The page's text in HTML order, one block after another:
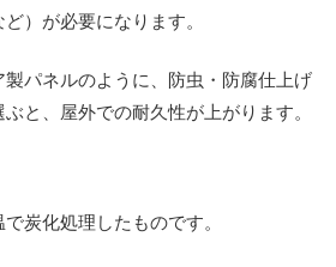
）が必要になります。
パネルのように、防虫・防腐仕上げ
と、屋外での耐久性が上がります。
炭化処理したものです。